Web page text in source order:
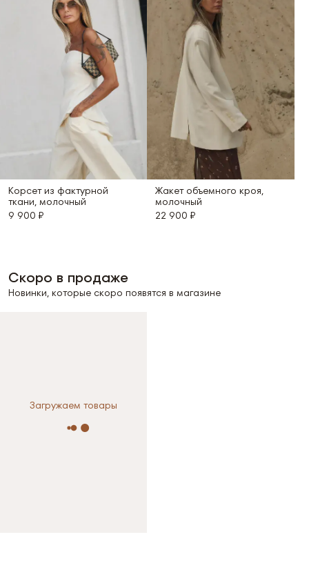
XS
S
M
Корсет из фактурной
ткани, молочный
9 900 ₽
Жакет объемного кроя,
молочный
22 900 ₽
Скоро в продаже
Новинки, которые скоро появятся в магазине
Загружаем товары